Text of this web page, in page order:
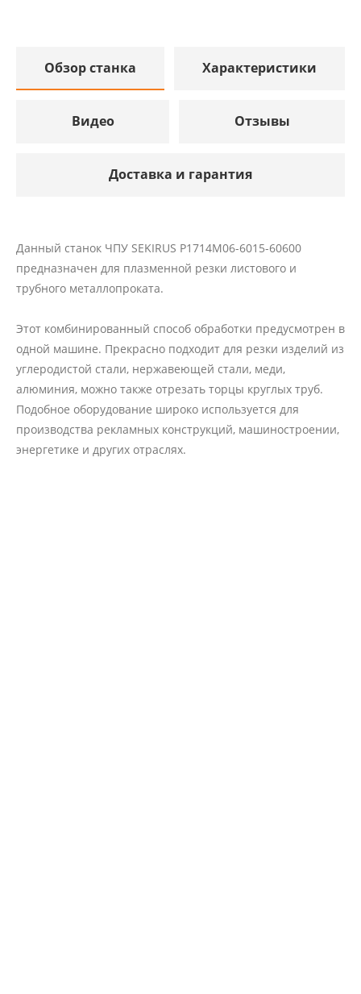
Обзор станка Характеристики
Видео Отзывы
Доставка и гарантия
Данный станок ЧПУ SEKIRUS P1714M06-6015-60600
предназначен для плазменной резки листового и
трубного металлопроката.
Этот комбинированный способ обработки предусмотрен в
одной машине. Прекрасно подходит для резки изделий из
углеродистой стали, нержавеющей стали, меди,
алюминия, можно также отрезать торцы круглых труб.
Подобное оборудование широко используется для
производства рекламных конструкций, машиностроении,
энергетике и других отраслях.